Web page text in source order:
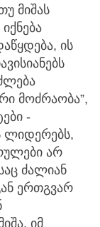
მიშას
ის
მოძრაობა”,
-
ლიდერებს,
არ
ძალიან
ერთგვარ
იმ